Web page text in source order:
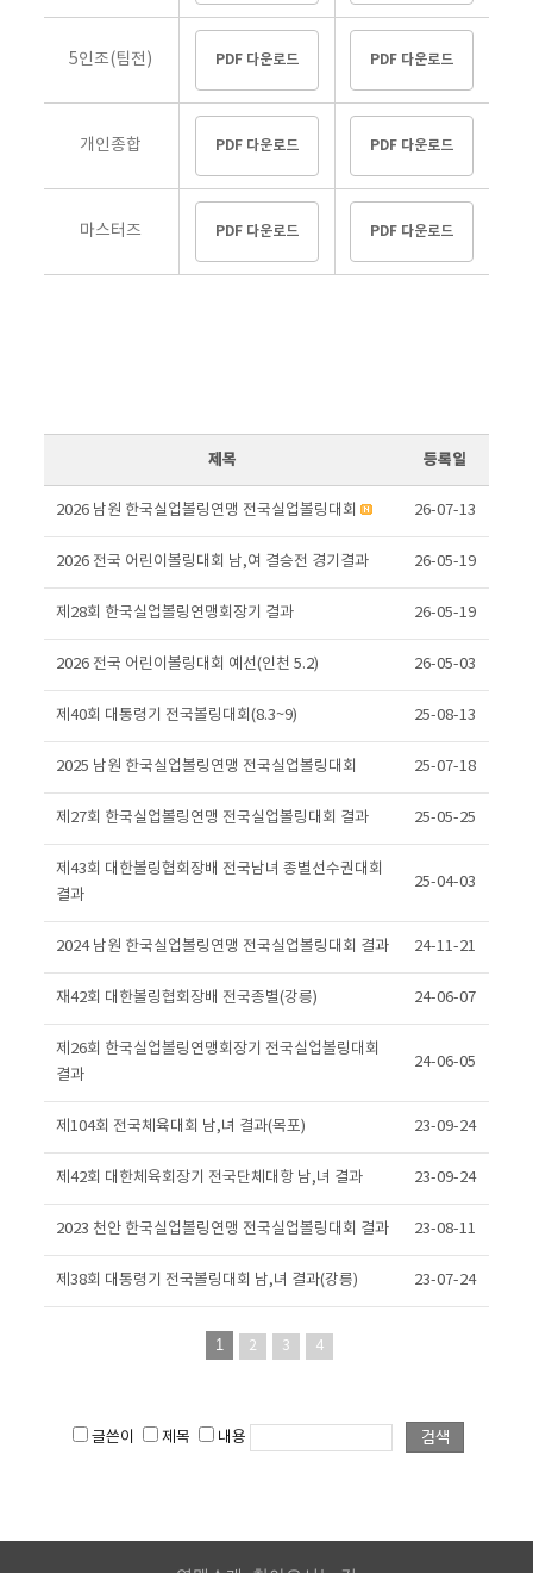
5인조(팀전) PDF 다운로드 PDF 다운로드
개인종합 PDF 다운로드 PDF 다운로드
마스터즈 PDF 다운로드 PDF 다운로드
제목 등록일
2026 남원 한국실업볼링연맹 전국실업볼링대회 26-07-13
2026 전국 어린이볼링대회 남,여 결승전 경기결과 26-05-19
제28회 한국실업볼링연맹회장기 결과 26-05-19
2026 전국 어린이볼링대회 예선(인천 5.2) 26-05-03
제40회 대통령기 전국볼링대회(8.3~9) 25-08-13
2025 남원 한국실업볼링연맹 전국실업볼링대회 25-07-18
제27회 한국실업볼링연맹 전국실업볼링대회 결과 25-05-25
제43회 대한볼링협회장배 전국남녀 종별선수권대회
결과
25-04-03
2024 남원 한국실업볼링연맹 전국실업볼링대회 결과 24-11-21
재42회 대한볼링협회장배 전국종별(강릉) 24-06-07
제26회 한국실업볼링연맹회장기 전국실업볼링대회
결과
24-06-05
제104회 전국체육대회 남,녀 결과(목포) 23-09-24
제42회 대한체육회장기 전국단체대항 남,녀 결과 23-09-24
2023 천안 한국실업볼링연맹 전국실업볼링대회 결과 23-08-11
제38회 대통령기 전국볼링대회 남,녀 결과(강릉) 23-07-24
1 2 3 4
글쓴이 제목 내용